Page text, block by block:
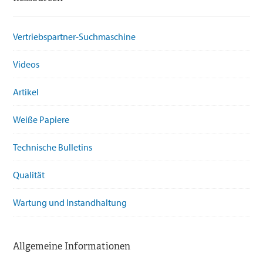
Vertriebspartner-Suchmaschine
Videos
Artikel
Weiße Papiere
Technische Bulletins
Qualität
Wartung und Instandhaltung
Allgemeine Informationen